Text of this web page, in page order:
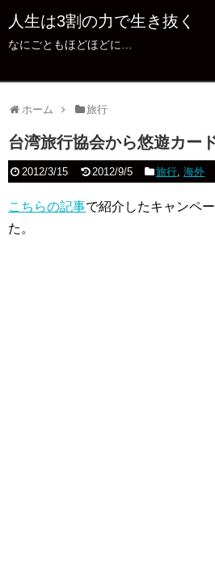
人生は3割の力で生き抜く
なにごともほどほどに…
ホーム 旅行
台湾旅行協会から悠遊カー
2012/3/15 2012/9/5 旅行,海外
こちらの記事で紹介したキャンペ
た。